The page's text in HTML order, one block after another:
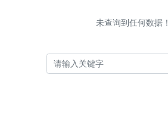
未查询到任何数据！